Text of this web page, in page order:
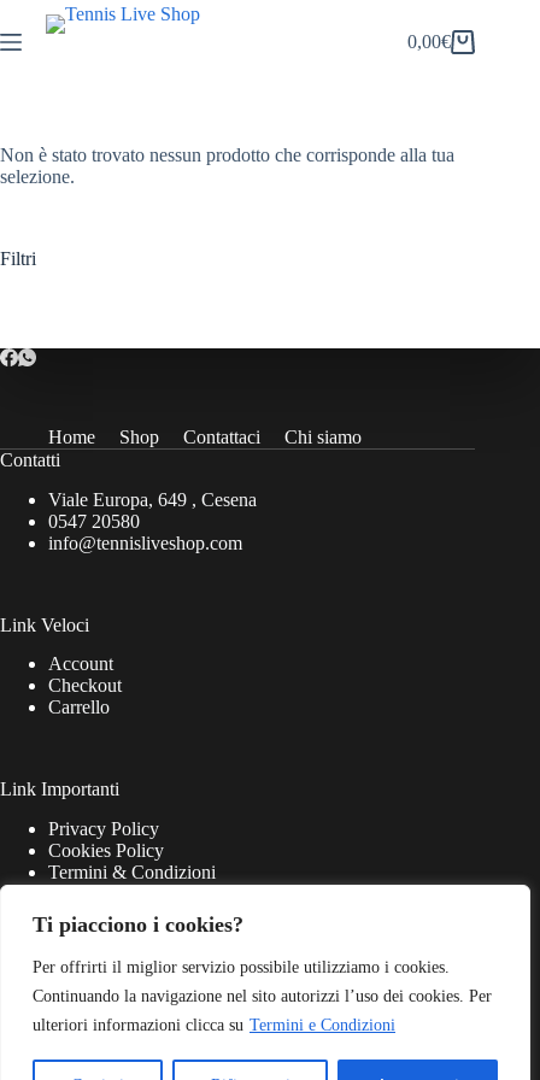
Ti piacciono i cookies?
Per offrirti il miglior servizio possibile utilizziamo i cookies.
Continuando la navigazione nel sito autorizzi l’uso dei cookies. Per
ulteriori informazioni clicca su Termini e Condizioni
al
contenuto
Carrello
0,00€
Non è stato trovato nessun prodotto che corrisponde alla tua
selezione.
Filtri
Home Shop Contattaci
Chi siamo
Contatti
Viale Europa, 649 , Cesena
0547 20580
info@tennisliveshop.com
Link Veloci
Account
Checkout
Carrello
Link Importanti
Privacy Policy
Cookies Policy
Termini & Condizioni